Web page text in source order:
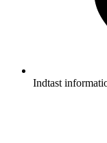
Indtast